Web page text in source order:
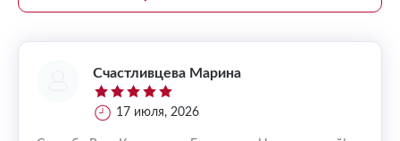
Счастливцева Марина
17 июля, 2026